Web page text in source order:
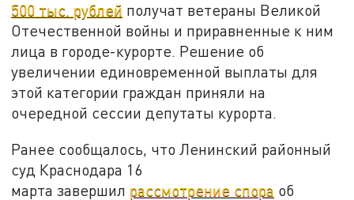
500 тыс. рублей получат ветераны Великой
Отечественной войны и приравненные к ним
лица в городе-курорте. Решение об
увеличении единовременной выплаты для
этой категории граждан приняли на
очередной сессии депутаты курорта.
Ранее сообщалось, что Ленинский районный
суд Краснодара 16
марта завершил рассмотрение спора об